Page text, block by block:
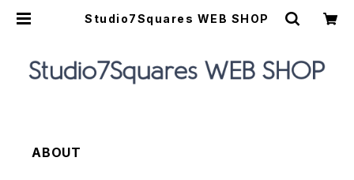
Studio7Squares WEB SHOP
ABOUT